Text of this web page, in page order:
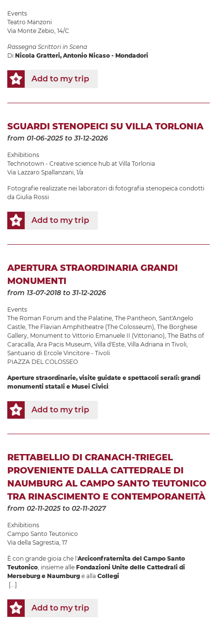
Events
Teatro Manzoni
Via Monte Zebio, 14/C
Rassegna Scrittori in Scena
Di Nicola Gratteri, Antonio Nicaso - Mondadori
Add to my trip
SGUARDI STENOPEICI SU VILLA TORLONIA
from 01-06-2025to 31-12-2026
Exhibitions
Technotown - Creative science hub at Villa Torlonia
Via Lazzaro Spallanzani, 1/a
Fotografie realizzate nei laboratori di fotografia stenopeica condotti
da Giulia Rossi
Add to my trip
APERTURA STRAORDINARIA GRANDI
MONUMENTI
from 13-07-2018 to 31-12-2026
Events
The Roman Forum and the Palatine, The Pantheon, Sant'Angelo
Castle, The Flavian Amphitheatre (The Colosseum), The Borghese
Gallery, Monument to Vittorio Emanuele II (Vittoriano), The Baths of
Caracalla, Ara Pacis Museum, Villa d'Este, Villa Adriana in Tivoli,
Santuario di Ercole Vincitore - Tivoli
PIAZZA DEL COLOSSEO
Aperture straordinarie, visite guidate e spettacoli serali: grandi
monumenti statali e Musei Civici:
Add to my trip
RETTABELLIO DI CRANACH-TRIEGEL
PROVENIENTE DALLA CATTEDRALE DI
NAUMBURG AL CAMPO SANTO TEUTONICO
TRA RINASCIMENTO E CONTEMPORANEITÀ
from 02-11-2025to 02-11-2027
Exhibitions
Campo Santo Teutonico
Via della Sagrestia, 17
È con grande gioia che l'Arciconfraternita del Campo Santo
Teutonico, insieme alle Fondazioni Unite delle Cattedrali di
Merseburg e Naumburg e alla Collegi
[...]
Add to my trip